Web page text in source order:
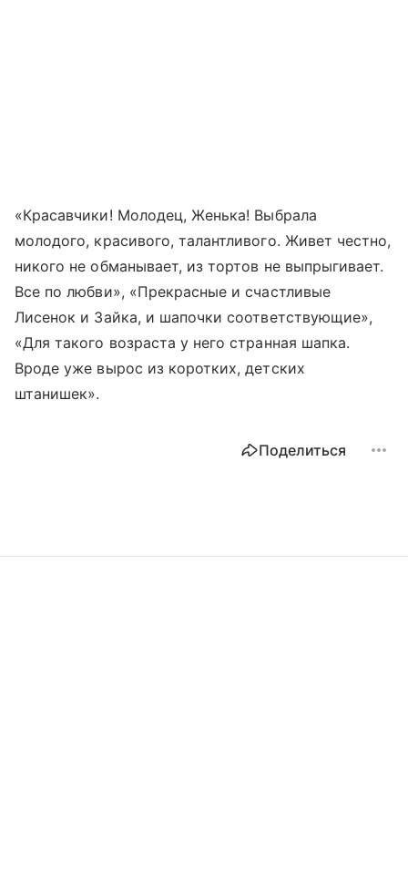
«Красавчики! Молодец, Женька! Выбрала
молодого, красивого, талантливого. Живет честно,
никого не обманывает, из тортов не выпрыгивает.
Все по любви», «Прекрасные и счастливые
Лисенок и Зайка, и шапочки соответствующие»,
«Для такого возраста у него странная шапка.
Вроде уже вырос из коротких, детских
штанишек».
Поделиться